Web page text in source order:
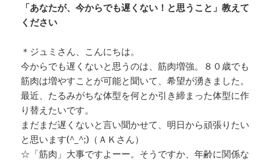
「あなたが、今からでも遅くない！と思うこと」教えて
ください
＊ジュミさん、こんにちは。
今からでも遅くないと思うのは、筋肉増強。８０歳でも
筋肉は増やすことが可能と聞いて、希望が湧きました。
最近、たるみがちな体型を何とか引き締まった体型に作
り替えたいです。
まだまだ遅くないと言い聞かせて、明日から頑張りたい
と思います(^_^;)（ＡＫさん）
☆「筋肉」大事ですよーー。そうですか、年齢に関係な